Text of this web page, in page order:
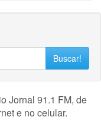
Buscar!
Jornal 91.1 FM, de
e no celular.